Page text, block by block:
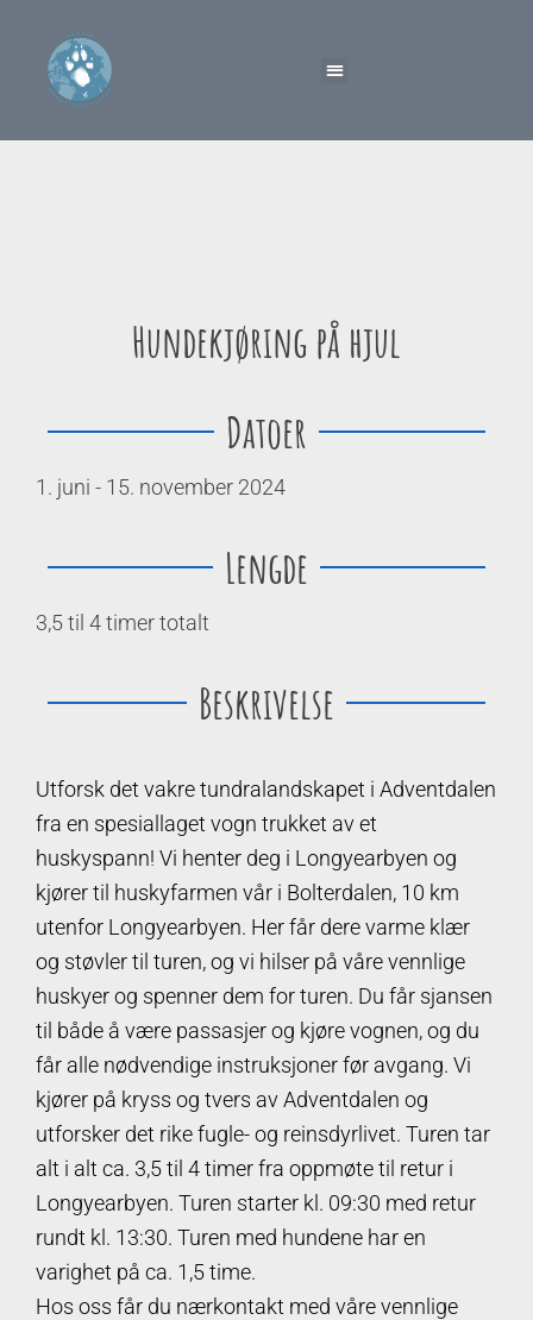
Hundekjøring på hjul
Datoer
1. juni - 15. november 2024
Lengde
3,5 til 4 timer totalt
Beskrivelse
Utforsk det vakre tundralandskapet i Adventdalen
fra en spesiallaget vogn trukket av et
huskyspann! Vi henter deg i Longyearbyen og
kjører til huskyfarmen vår i Bolterdalen, 10 km
utenfor Longyearbyen. Her får dere varme klær
og støvler til turen, og vi hilser på våre vennlige
huskyer og spenner dem for turen. Du får sjansen
til både å være passasjer og kjøre vognen, og du
får alle nødvendige instruksjoner før avgang. Vi
kjører på kryss og tvers av Adventdalen og
utforsker det rike fugle- og reinsdyrlivet. Turen tar
alt i alt ca. 3,5 til 4 timer fra oppmøte til retur i
Longyearbyen. Turen starter kl. 09:30 med retur
rundt kl. 13:30. Turen med hundene har en
varighet på ca. 1,5 time.
Hos oss får du nærkontakt med våre vennlige